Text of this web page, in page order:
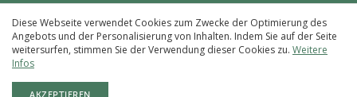
Diese Webseite verwendet Cookies zum Zwecke der Optimierung des
Angebots und der Personalisierung von Inhalten. Indem Sie auf der Seite
weitersurfen, stimmen Sie der Verwendung dieser Cookies zu. Weitere
Infos
AKZEPTIEREN